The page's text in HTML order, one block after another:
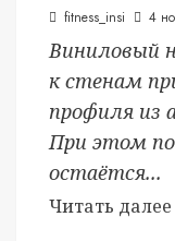
fitness_insi 4
Виниловый
к стенам
профиля из
При этом
остаётся...
Читать далее